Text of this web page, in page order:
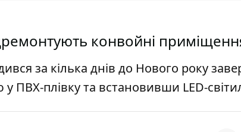
конвойні
за кілька днів до Нового року
ПВХ-плівку та встановивши LED-